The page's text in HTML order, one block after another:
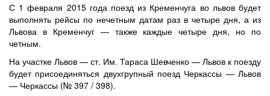
С 1 февраля 2015 года поезд из Кременчуга во львов будет
выполнять рейсы по нечетным датам раз в четыре дня, а из
Львова в Кременчуг — также каждые четыре дня, но по
четным.
На участке Львов — ст. Им. Тараса Шевченко — Львов к поезду
будет присоединяться двухгрупный поезд Черкассы — Львов
— Черкассы (№ 397 / 398).